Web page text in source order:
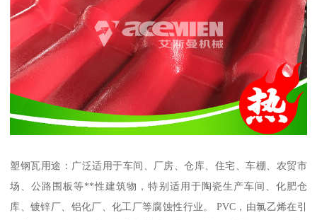
塑钢瓦用途：广泛适用于车间、厂房、仓库、住宅、车棚、农贸市
场、公路围板等**性建筑物，特别适用于陶瓷生产车间、化肥仓
库、镀锌厂、铝化厂、化工厂等腐蚀性行业。 PVC，由氯乙烯在引